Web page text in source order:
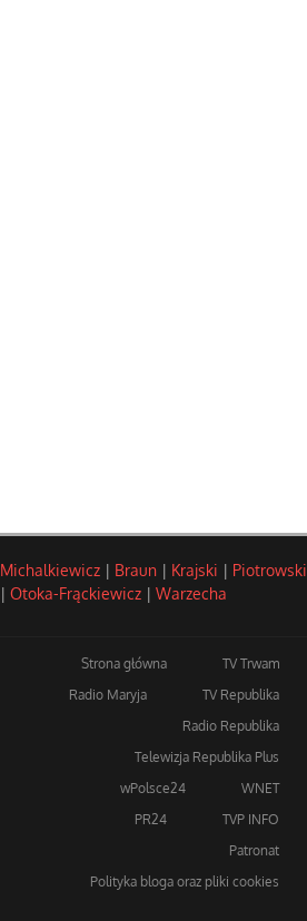
Michalkiewicz | Braun | Krajski | Piotrowski
| Otoka-Frąckiewicz | Warzecha
Strona główna
TV Trwam
Radio Maryja
TV Republika
Radio Republika
Telewizja Republika Plus
wPolsce24
WNET
PR24
TVP INFO
Patronat
Polityka bloga oraz pliki cookies